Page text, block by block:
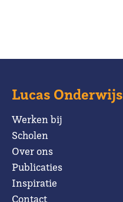
Lucas Onderwijs
Werken bij
Scholen
Over ons
Publicaties
Inspiratie
Contact